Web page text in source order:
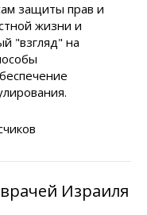
защиты прав и
жизни и
"взгляд" на
Израиля